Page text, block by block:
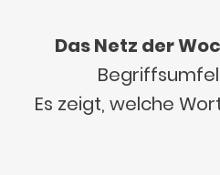
Das Netz der
Es zeigt, welche